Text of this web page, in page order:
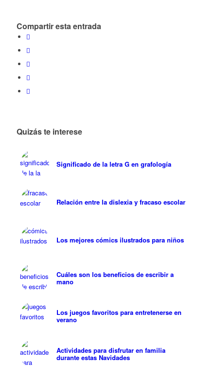
Compartir esta entrada
Quizás te interese
Significado de la letra G en grafología
Relación entre la dislexia y fracaso escolar
Los mejores cómics ilustrados para niños
Cuáles son los beneficios de escribir a
mano
Los juegos favoritos para entretenerse en
verano
Actividades para disfrutar en familia
durante estas Navidades